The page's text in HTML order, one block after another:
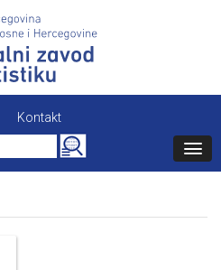
Kontakt
Search
for: